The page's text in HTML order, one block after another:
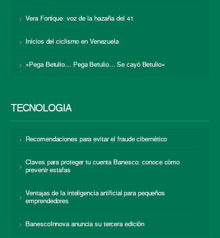
Vera Fortique: voz de la hazaña del 41
Inicios del ciclismo en Venezuela
«Pega Betulio… Pega Betulio… Se cayó Betulio»
TECNOLOGÍA
Recomendaciones para evitar el fraude cibernético
Claves para proteger tu cuenta Banesco: conoce cómo
prevenir estafas
Ventajas de la inteligencia artificial para pequeños
emprendedores
BanescoInnova anuncia su tercera edición